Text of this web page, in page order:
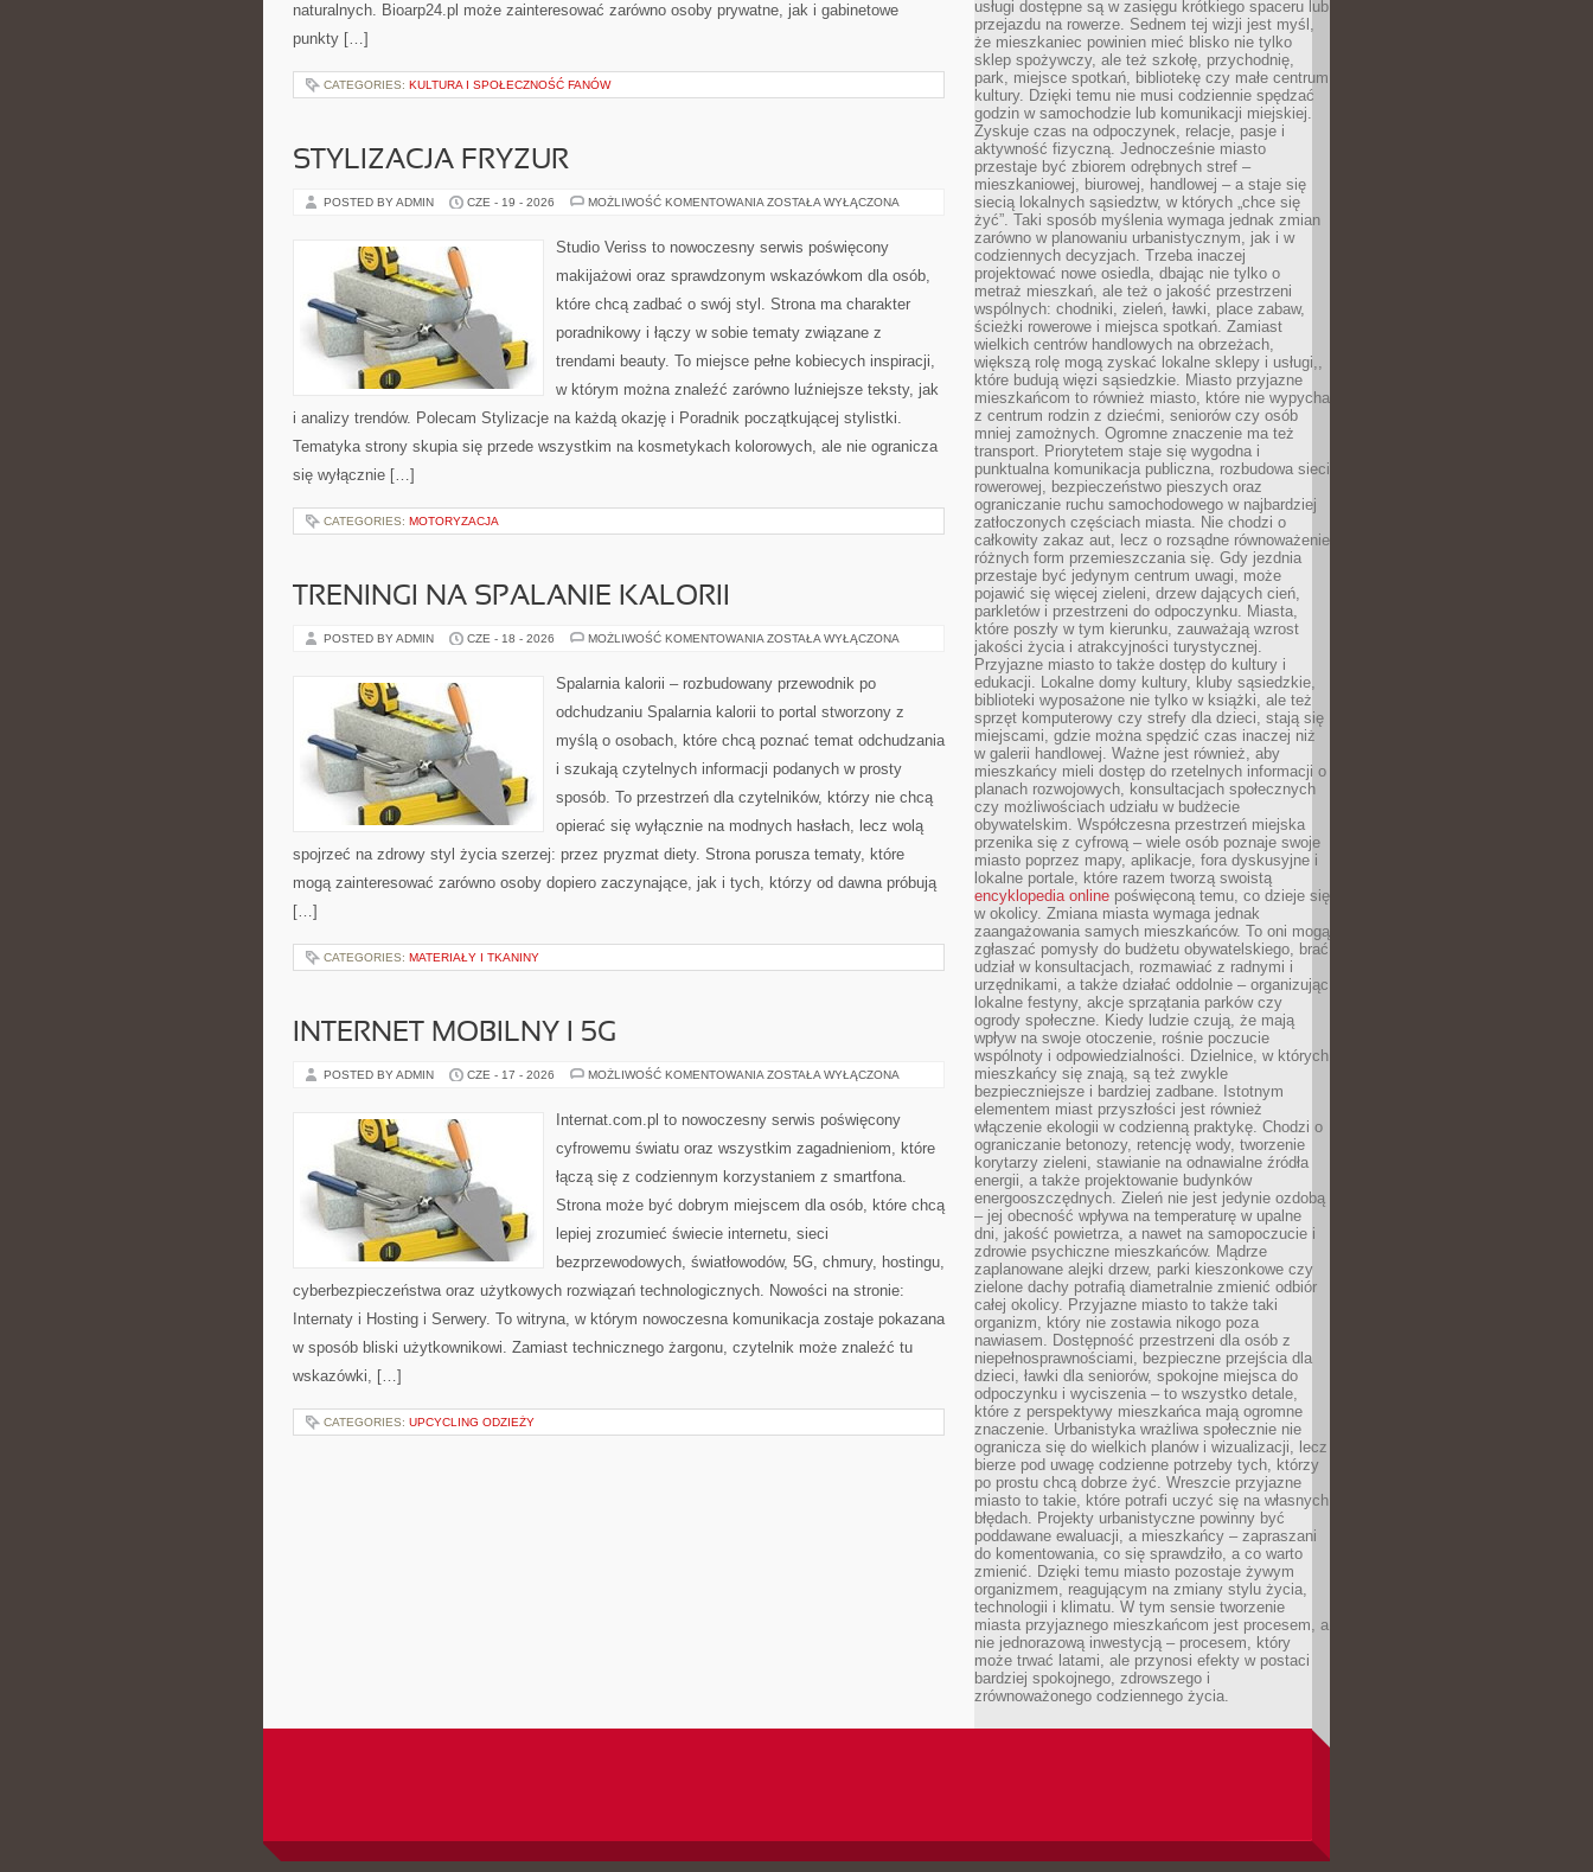
naturalnych. Bioarp24.pl może zainteresować zarówno osoby prywatne, jak i gabinetowe
punkty […]
CATEGORIES: KULTURA I SPOŁECZNOŚĆ FANÓW
STYLIZACJA FRYZUR
POSTED BY ADMIN CZE - 19 - 2026 MOŻLIWOŚĆ KOMENTOWANIA STYLIZACJA
ZOSTAŁA WYŁĄCZONA
Studio Veriss to nowoczesny serwis poświęcony
makijażowi oraz sprawdzonym wskazówkom dla osób,
które chcą zadbać o swój styl. Strona ma charakter
poradnikowy i łączy w sobie tematy związane z
trendami beauty. To miejsce pełne kobiecych inspiracji,
w którym można znaleźć zarówno luźniejsze teksty, jak
i analizy trendów. Polecam Stylizacje na każdą okazję i Poradnik początkującej stylistki.
Tematyka strony skupia się przede wszystkim na kosmetykach kolorowych, ale nie ogranicza
się wyłącznie […]
CATEGORIES: MOTORYZACJA
TRENINGI NA SPALANIE KALORII
POSTED BY ADMIN CZE - 18 - 2026 MOŻLIWOŚĆ KOMENTOWANIA TRENINGI
ZOSTAŁA WYŁĄCZONA
Spalarnia kalorii – rozbudowany przewodnik po
odchudzaniu Spalarnia kalorii to portal stworzony z
myślą o osobach, które chcą poznać temat odchudzania
i szukają czytelnych informacji podanych w prosty
sposób. To przestrzeń dla czytelników, którzy nie chcą
opierać się wyłącznie na modnych hasłach, lecz wolą
spojrzeć na zdrowy styl życia szerzej: przez pryzmat diety. Strona porusza tematy, które
mogą zainteresować zarówno osoby dopiero zaczynające, jak i tych, którzy od dawna próbują
[…]
CATEGORIES: MATERIAŁY I TKANINY
INTERNET MOBILNY I 5G
POSTED BY ADMIN CZE - 17 - 2026 MOŻLIWOŚĆ KOMENTOWANIA INTERNET
ZOSTAŁA WYŁĄCZONA
Internat.com.pl to nowoczesny serwis poświęcony
cyfrowemu światu oraz wszystkim zagadnieniom, które
łączą się z codziennym korzystaniem z smartfona.
Strona może być dobrym miejscem dla osób, które chcą
lepiej zrozumieć świecie internetu, sieci
bezprzewodowych, światłowodów, 5G, chmury, hostingu,
cyberbezpieczeństwa oraz użytkowych rozwiązań technologicznych. Nowości na stronie:
Internaty i Hosting i Serwery. To witryna, w którym nowoczesna komunikacja zostaje pokazana
w sposób bliski użytkownikowi. Zamiast technicznego żargonu, czytelnik może znaleźć tu
wskazówki, […]
CATEGORIES: UPCYCLING ODZIEŻY
usługi dostępne są w zasięgu krótkiego spaceru lub
przejazdu na rowerze. Sednem tej wizji jest myśl,
że mieszkaniec powinien mieć blisko nie tylko
sklep spożywczy, ale też szkołę, przychodnię,
park, miejsce spotkań, bibliotekę czy małe centrum
kultury. Dzięki temu nie musi codziennie spędzać
godzin w samochodzie lub komunikacji miejskiej.
Zyskuje czas na odpoczynek, relacje, pasje i
aktywność fizyczną. Jednocześnie miasto
przestaje być zbiorem odrębnych stref –
mieszkaniowej, biurowej, handlowej – a staje się
siecią lokalnych sąsiedztw, w których „chce się
żyć”. Taki sposób myślenia wymaga jednak zmian
zarówno w planowaniu urbanistycznym, jak i w
codziennych decyzjach. Trzeba inaczej
projektować nowe osiedla, dbając nie tylko o
metraż mieszkań, ale też o jakość przestrzeni
wspólnych: chodniki, zieleń, ławki, place zabaw,
ścieżki rowerowe i miejsca spotkań. Zamiast
wielkich centrów handlowych na obrzeżach,
większą rolę mogą zyskać lokalne sklepy i usługi,,
które budują więzi sąsiedzkie. Miasto przyjazne
mieszkańcom to również miasto, które nie wypycha
z centrum rodzin z dziećmi, seniorów czy osób
mniej zamożnych. Ogromne znaczenie ma też
transport. Priorytetem staje się wygodna i
punktualna komunikacja publiczna, rozbudowa sieci
rowerowej, bezpieczeństwo pieszych oraz
ograniczanie ruchu samochodowego w najbardziej
zatłoczonych częściach miasta. Nie chodzi o
całkowity zakaz aut, lecz o rozsądne równoważenie
różnych form przemieszczania się. Gdy jezdnia
przestaje być jedynym centrum uwagi, może
pojawić się więcej zieleni, drzew dających cień,
parkletów i przestrzeni do odpoczynku. Miasta,
które poszły w tym kierunku, zauważają wzrost
jakości życia i atrakcyjności turystycznej.
Przyjazne miasto to także dostęp do kultury i
edukacji. Lokalne domy kultury, kluby sąsiedzkie,
biblioteki wyposażone nie tylko w książki, ale też
sprzęt komputerowy czy strefy dla dzieci, stają się
miejscami, gdzie można spędzić czas inaczej niż
w galerii handlowej. Ważne jest również, aby
mieszkańcy mieli dostęp do rzetelnych informacji o
planach rozwojowych, konsultacjach społecznych
czy możliwościach udziału w budżecie
obywatelskim. Współczesna przestrzeń miejska
przenika się z cyfrową – wiele osób poznaje swoje
miasto poprzez mapy, aplikacje, fora dyskusyjne i
lokalne portale, które razem tworzą swoistą
encyklopedia online poświęconą temu, co dzieje się
w okolicy. Zmiana miasta wymaga jednak
zaangażowania samych mieszkańców. To oni mogą
zgłaszać pomysły do budżetu obywatelskiego, brać
udział w konsultacjach, rozmawiać z radnymi i
urzędnikami, a także działać oddolnie – organizując
lokalne festyny, akcje sprzątania parków czy
ogrody społeczne. Kiedy ludzie czują, że mają
wpływ na swoje otoczenie, rośnie poczucie
wspólnoty i odpowiedzialności. Dzielnice, w których
mieszkańcy się znają, są też zwykle
bezpieczniejsze i bardziej zadbane. Istotnym
elementem miast przyszłości jest również
włączenie ekologii w codzienną praktykę. Chodzi o
ograniczanie betonozy, retencję wody, tworzenie
korytarzy zieleni, stawianie na odnawialne źródła
energii, a także projektowanie budynków
energooszczędnych. Zieleń nie jest jedynie ozdobą
– jej obecność wpływa na temperaturę w upalne
dni, jakość powietrza, a nawet na samopoczucie i
zdrowie psychiczne mieszkańców. Mądrze
zaplanowane alejki drzew, parki kieszonkowe czy
zielone dachy potrafią diametralnie zmienić odbiór
całej okolicy. Przyjazne miasto to także taki
organizm, który nie zostawia nikogo poza
nawiasem. Dostępność przestrzeni dla osób z
niepełnosprawnościami, bezpieczne przejścia dla
dzieci, ławki dla seniorów, spokojne miejsca do
odpoczynku i wyciszenia – to wszystko detale,
które z perspektywy mieszkańca mają ogromne
znaczenie. Urbanistyka wrażliwa społecznie nie
ogranicza się do wielkich planów i wizualizacji, lecz
bierze pod uwagę codzienne potrzeby tych, którzy
po prostu chcą dobrze żyć. Wreszcie przyjazne
miasto to takie, które potrafi uczyć się na własnych
błędach. Projekty urbanistyczne powinny być
poddawane ewaluacji, a mieszkańcy – zapraszani
do komentowania, co się sprawdziło, a co warto
zmienić. Dzięki temu miasto pozostaje żywym
organizmem, reagującym na zmiany stylu życia,
technologii i klimatu. W tym sensie tworzenie
miasta przyjaznego mieszkańcom jest procesem, a
nie jednorazową inwestycją – procesem, który
może trwać latami, ale przynosi efekty w postaci
bardziej spokojnego, zdrowszego i
zrównoważonego codziennego życia.